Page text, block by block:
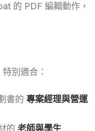
的 PDF 編輯動作，
別適合：
書的 專案經理與營運
的 老師與學生